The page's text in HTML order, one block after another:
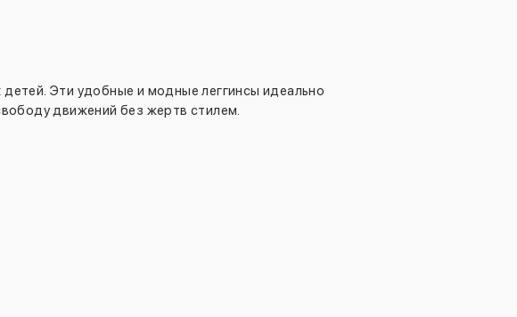
Эти удобные и модные леггинсы идеально
движений без жертв стилем.